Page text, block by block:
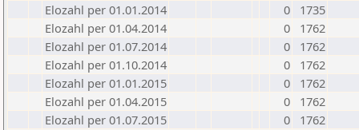
Elozahl per 01.01.2014
0
1735
Elozahl per 01.04.2014
0
1762
Elozahl per 01.07.2014
0
1762
Elozahl per 01.10.2014
0
1762
Elozahl per 01.01.2015
0
1762
Elozahl per 01.04.2015
0
1762
Elozahl per 01.07.2015
0
1762